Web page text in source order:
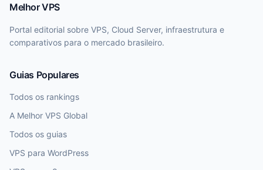
Melhor VPS
Portal editorial sobre VPS, Cloud Server, infraestrutura e
comparativos para o mercado brasileiro.
Guias Populares
Todos os rankings
A Melhor VPS Global
Todos os guias
VPS para WordPress